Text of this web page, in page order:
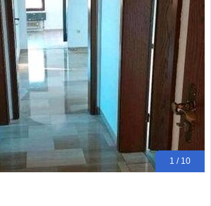
1 / 10